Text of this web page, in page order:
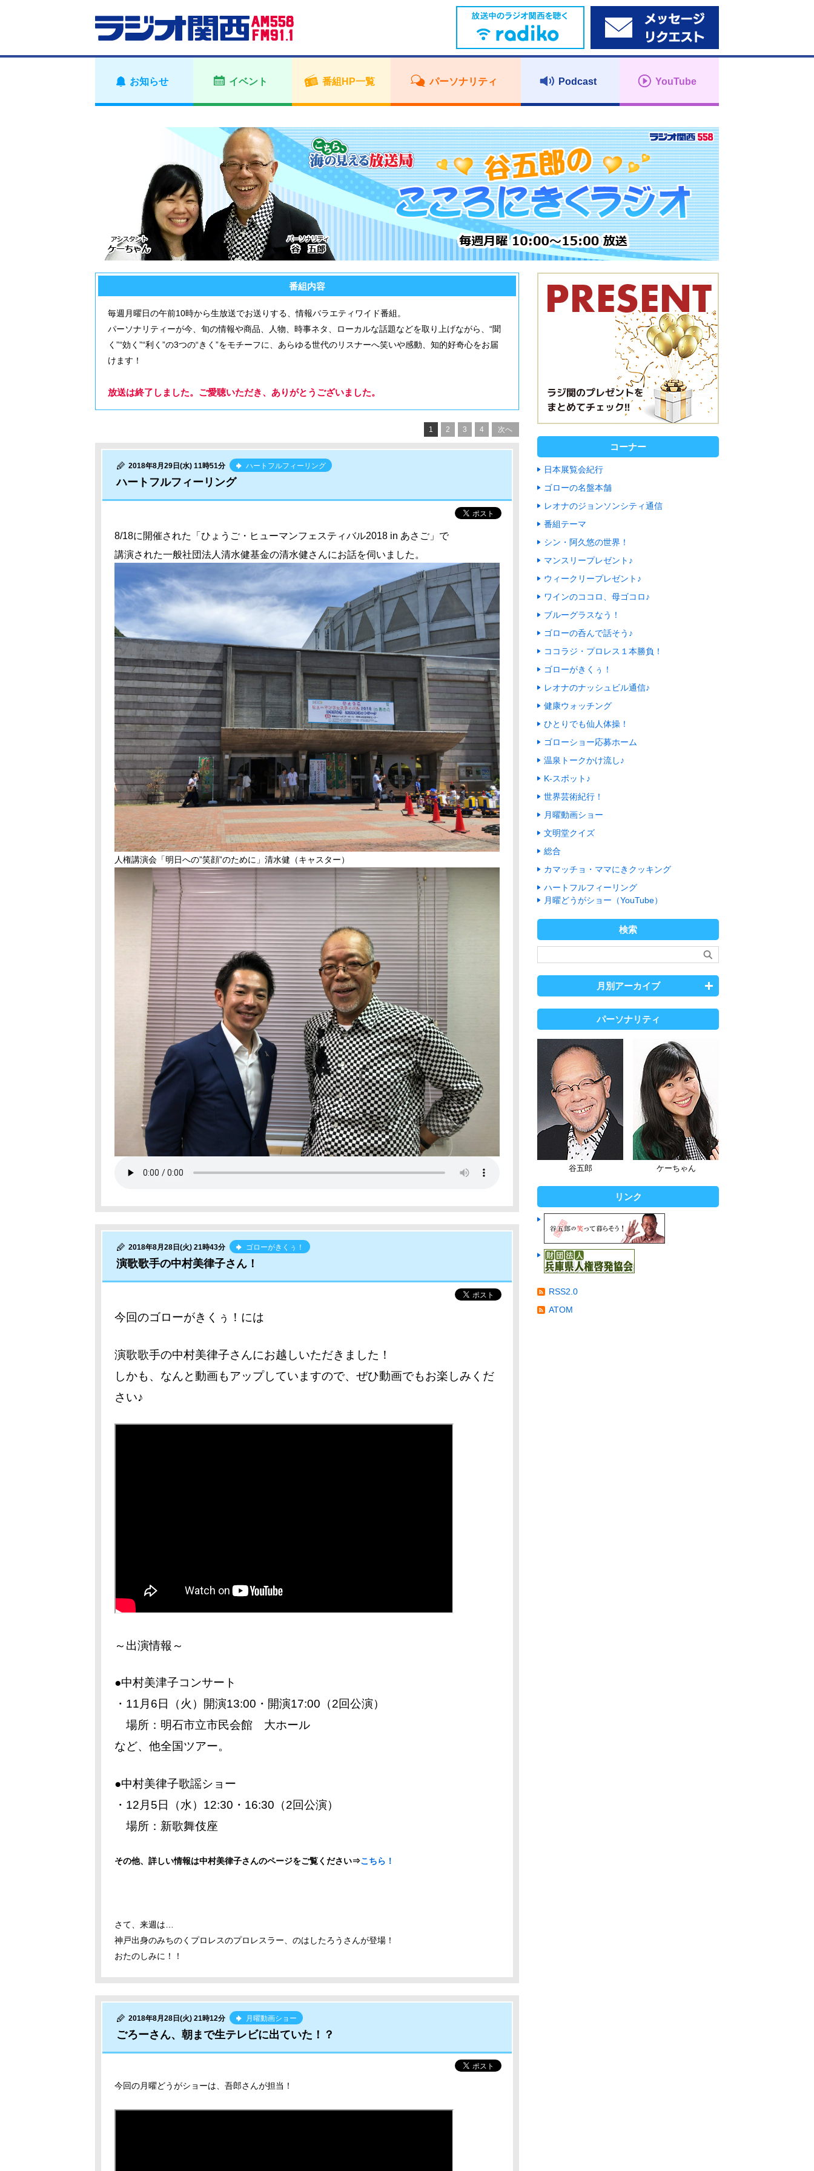
お知らせ イベント 番組HP一覧 パーソナリティ Podcast YouTube
番組内容
毎週月曜日の午前10時から生放送でお送りする、情報バラエティワイド番組。
パーソナリティーが今、旬の情報や商品、人物、時事ネタ、ローカルな話題などを取り上げながら、“聞
く”“効く”“利く”の3つの“きく”をモチーフに、あらゆる世代のリスナーへ笑いや感動、知的好奇心をお届
けます！
放送は終了しました。ご愛聴いただき、ありがとうございました。
1 2 3 4 次へ
2018年8月29日(水) 11時51分 ハートフルフィーリング
ハートフルフィーリング
8/18に開催された「ひょうご・ヒューマンフェスティバル2018 in あさご」で
講演された一般社団法人清水健基金の清水健さんにお話を伺いました。
人権講演会「明日への”笑顔”のために」清水健（キャスター）
2018年8月28日(火) 21時43分 ゴローがきくぅ！
演歌歌手の中村美律子さん！
今回のゴローがきくぅ！には
演歌歌手の中村美律子さんにお越しいただきました！
しかも、なんと動画もアップしていますので、ぜひ動画でもお楽しみくだ
さい♪
～出演情報～
●中村美津子コンサート
・11月6日（火）開演13:00・開演17:00（2回公演）
場所：明石市立市民会館 大ホール
など、他全国ツアー。
●中村美律子歌謡ショー
・12月5日（水）12:30・16:30（2回公演）
場所：新歌舞伎座
その他、詳しい情報は中村美律子さんのページをご覧ください⇒こちら！
さて、来週は…
神戸出身のみちのくプロレスのプロレスラー、のはしたろうさんが登場！
おたのしみに！！
2018年8月28日(火) 21時12分 月曜動画ショー
ごろーさん、朝まで生テレビに出ていた！？
今回の月曜どうがショーは、吾郎さんが担当！
コーナー
日本展覧会紀行
ゴローの名盤本舗
レオナのジョンソンシティ通信
番組テーマ
シン・阿久悠の世界！
マンスリープレゼント♪
ウィークリープレゼント♪
ワインのココロ、母ゴコロ♪
ブルーグラスなう！
ゴローの呑んで話そう♪
ココラジ・プロレス１本勝負！
ゴローがきくぅ！
レオナのナッシュビル通信♪
健康ウォッチング
ひとりでも仙人体操！
ゴローショー応募ホーム
温泉トークかけ流し♪
K-スポット♪
世界芸術紀行！
月曜動画ショー
文明堂クイズ
総合
カマッチョ・ママにきクッキング
ハートフルフィーリング
月曜どうがショー（YouTube）
検索
月別アーカイブ
パーソナリティ
谷五郎 ケーちゃん
リンク
RSS2.0
ATOM